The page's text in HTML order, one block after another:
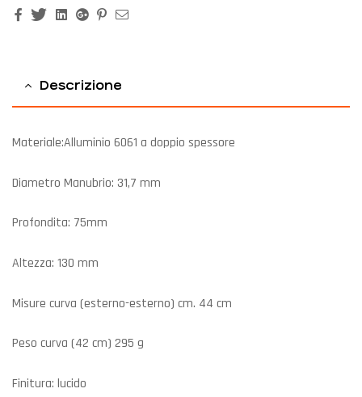
FacebookTwitterLinkedinGoogle+Pinterest
Descrizione
Materiale:Alluminio 6061 a doppio spessore
Diametro Manubrio: 31,7 mm
Profondita: 75mm
Altezza: 130 mm
Misure curva (esterno-esterno) cm. 44 cm
Peso curva (42 cm) 295 g
Finitura: lucido